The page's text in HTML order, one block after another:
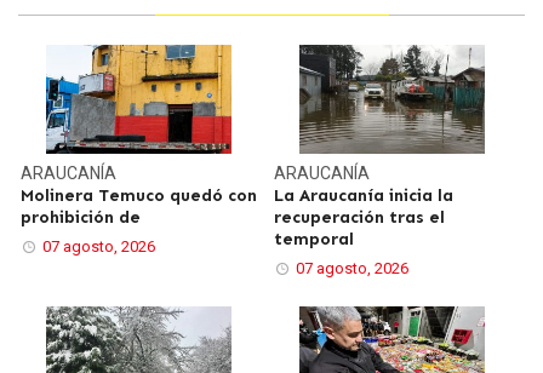
ARAUCANÍA
Molinera Temuco quedó con
prohibición de
07 agosto, 2026
ARAUCANÍA
La Araucanía inicia la
recuperación tras el
temporal
07 agosto, 2026